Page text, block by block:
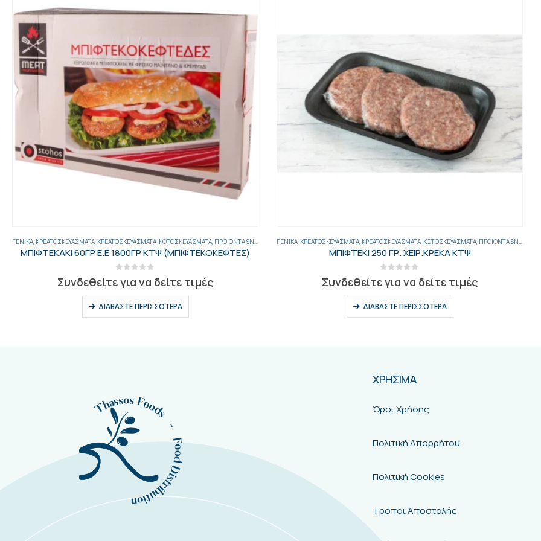
ΨΗΜΈΝΑ-ΠΑΝΈ
ΓΕΝΙΚΑ ΚΡΕΑΤΟΣΚΕΥΆΣΜΑΤΑ ΚΡΕΑΤΟΣΚΕΥΆΣΜΑΤΑ-ΚΟΤΟΣΚΕΥΆΣΜΑΤΑ ΠΡΟΪΌΝΤΑ SNACK BAR
ΜΠΙΦΤΕΚΑΚΙ 60ΓΡ Ε.Ε 1800ΓΡ ΚΤΨ (ΜΠΙΦΤΕΚΟΚΕΦΤΕΣ)
Συνδεθείτε για να δείτε τιμές
ΔΙΑΒΆΣΤΕ ΠΕΡΙΣΣΌΤΕΡΑ
ΓΕΝΙΚΑ ΚΡΕΑΤΟΣΚΕΥΆΣΜΑΤΑ ΚΡΕΑΤΟΣΚΕΥΆΣΜΑΤΑ-ΚΟΤΟΣΚΕΥΆΣΜΑΤΑ ΠΡΟΪΌΝΤΑ SNACK BAR
ΜΠΙΦΤΕΚΙ 250 ΓΡ. ΧΕΙΡ.ΚΡΕΚΑ ΚΤΨ
Συνδεθείτε για να δείτε τιμές
ΔΙΑΒΆΣΤΕ ΠΕΡΙΣΣΌΤΕΡΑ
ΧΡΗΣΙΜΑ
Όροι Χρήσης
Πολιτική Απορρήτου
Πολιτική Cookies
Τρόποι Αποστολής